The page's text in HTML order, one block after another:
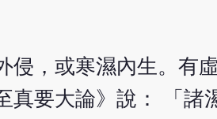
侵，或寒濕內生。有
真要大論》說： 「諸